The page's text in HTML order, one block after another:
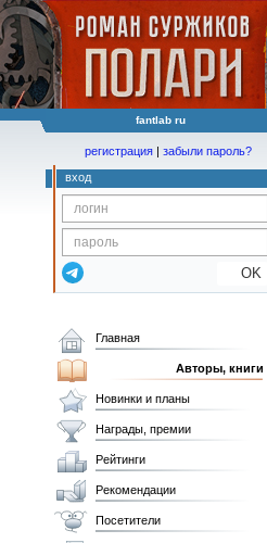
fantlab ru
регистрация | забыли пароль?
вход
OK
Главная
Авторы, книги
Новинки и планы
Награды, премии
Рейтинги
Рекомендации
Посетители